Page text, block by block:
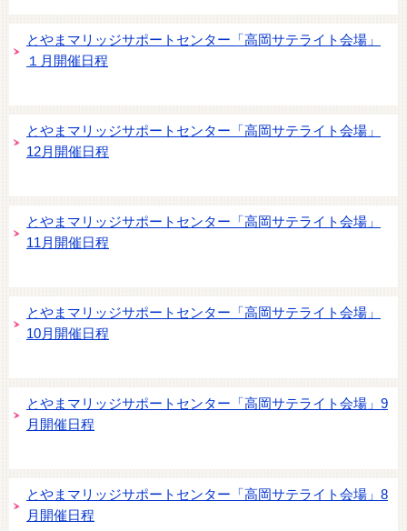
とやまマリッジサポートセンター「高岡サテライト会場」
１月開催日程
とやまマリッジサポートセンター「高岡サテライト会場」
12月開催日程
とやまマリッジサポートセンター「高岡サテライト会場」
11月開催日程
とやまマリッジサポートセンター「高岡サテライト会場」
10月開催日程
とやまマリッジサポートセンター「高岡サテライト会場」9
月開催日程
とやまマリッジサポートセンター「高岡サテライト会場」8
月開催日程